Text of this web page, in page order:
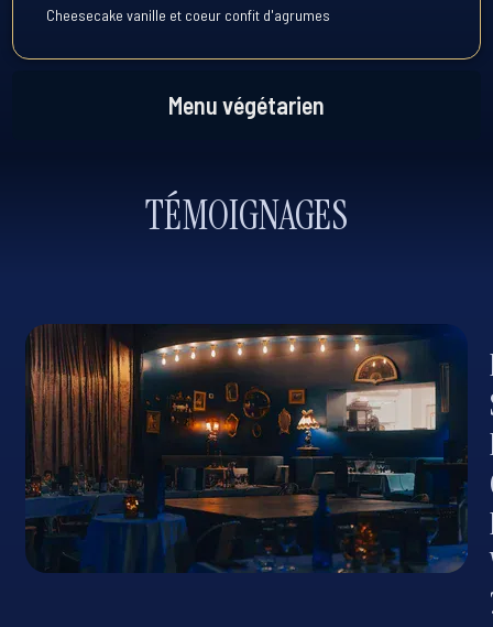
Menu végétarien
Cheesecake vanille et coeur confit d'agrumes
TÉMOIGNAGES